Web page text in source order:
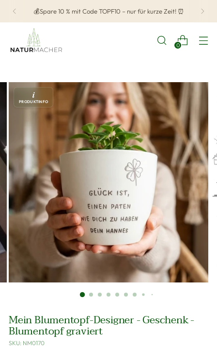
💰Spare 10 % mit Code TOPF10 – nur für kurze Zeit! ⏰
0
i
PRODUKTINFO
Mein Blumentopf-Designer - Geschenk -
Blumentopf graviert
SKU: NM0170